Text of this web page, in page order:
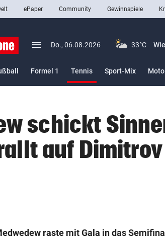
closeSchließen
arrow_right
& Co KG 2026
ePaper Community Gewinnspiele
menu Menü aufklappen
Do., 06.08.2026 33°C
Formel 1 Tennis
Sport-Mix
schickt
auf Dimitrov
raste mit Gala in das